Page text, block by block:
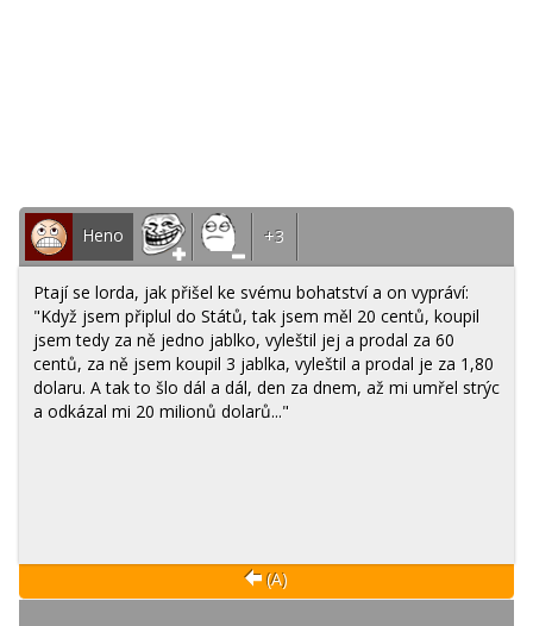
Heno +3
Ptají se lorda, jak přišel ke svému bohatství a on vypráví:
"Když jsem připlul do Států, tak jsem měl 20 centů, koupil
jsem tedy za ně jedno jablko, vyleštil jej a prodal za 60
centů, za ně jsem koupil 3 jablka, vyleštil a prodal je za 1,80
dolaru. A tak to šlo dál a dál, den za dnem, až mi umřel strýc
a odkázal mi 20 milionů dolarů..."
(A)